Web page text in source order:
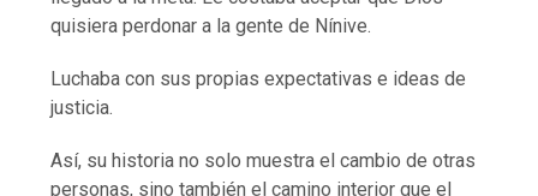
quisiera perdonar a la gente de Nínive.
Luchaba con sus propias expectativas e ideas de
justicia.
Así, su historia no solo muestra el cambio de otras
personas, sino también el camino interior que el